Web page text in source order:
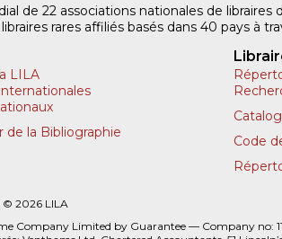
de 22 associations nationales de libraires
rares affiliés basés dans 40 pays à
LILA
de la Bibliographie
Code
© 2026 LILA
Company Limited by Guarantee — Company no: